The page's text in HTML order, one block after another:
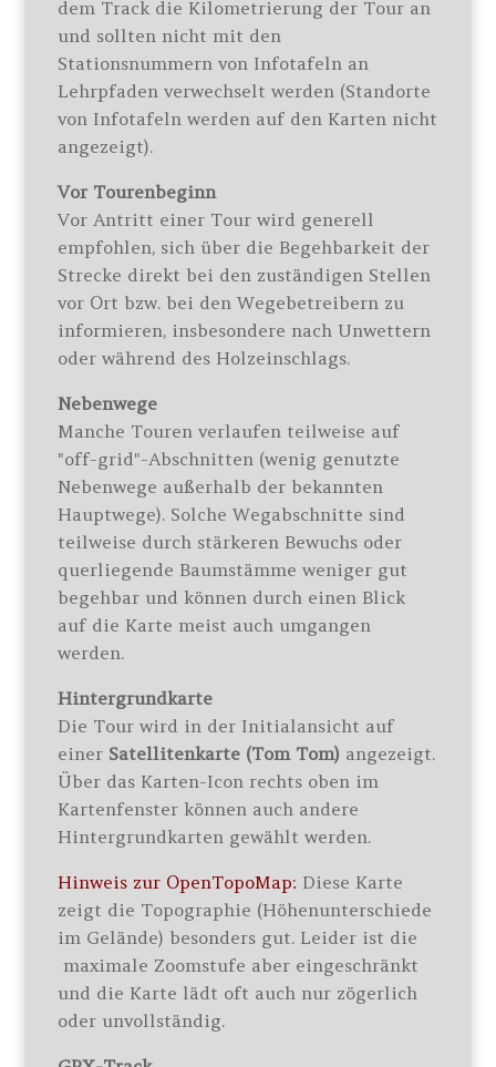
dem Track die Kilometrierung der Tour an
und sollten nicht mit den
Stationsnummern von Infotafeln an
Lehrpfaden verwechselt werden (Standorte
von Infotafeln werden auf den Karten nicht
angezeigt).
Vor Tourenbeginn
Vor Antritt einer Tour wird generell
empfohlen, sich über die Begehbarkeit der
Strecke direkt bei den zuständigen Stellen
vor Ort bzw. bei den Wegebetreibern zu
informieren, insbesondere nach Unwettern
oder während des Holzeinschlags.
Nebenwege
Manche Touren verlaufen teilweise auf
"off-grid"-Abschnitten (wenig genutzte
Nebenwege außerhalb der bekannten
Hauptwege). Solche Wegabschnitte sind
teilweise durch stärkeren Bewuchs oder
querliegende Baumstämme weniger gut
begehbar und können durch einen Blick
auf die Karte meist auch umgangen
werden.
Hintergrundkarte
Die Tour wird in der Initialansicht auf
einer Satellitenkarte (Tom Tom) angezeigt.
Über das Karten-Icon rechts oben im
Kartenfenster können auch andere
Hintergrundkarten gewählt werden.
Hinweis zur OpenTopoMap: Diese Karte
zeigt die Topographie (Höhenunterschiede
im Gelände) besonders gut. Leider ist die
maximale Zoomstufe aber eingeschränkt
und die Karte lädt oft auch nur zögerlich
oder unvollständig.